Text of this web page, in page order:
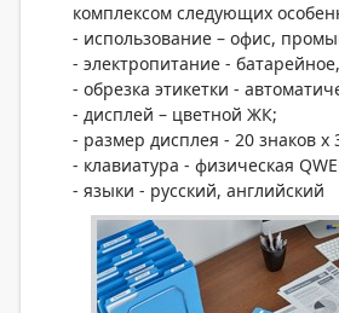
комплексом следующих
- использование – офис,
- электропитание -
- обрезка этикетки -
- дисплей – цветной ЖК;
- размер дисплея - 20 знаков x
- клавиатура - физическая
- языки - русский, английский